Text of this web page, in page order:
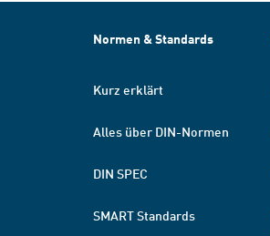
Normen & Standards
Kurz erklärt
Alles über DIN-Normen
DIN SPEC
SMART Standards